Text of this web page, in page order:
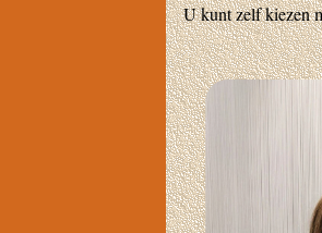
U kunt zelf kiezen